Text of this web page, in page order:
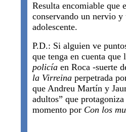
Resulta encomiable que
conservando un nervio
adolescente.
P.D.: Si alguien ve
que tenga en cuenta
policía en Roca -suerte
la Virreina perpetrada
que Andreu Martín y
adultos” que
momento por Con los